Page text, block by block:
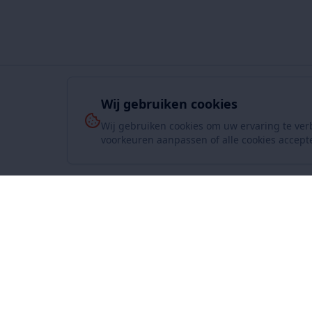
Wij gebruiken cookies
Wij gebruiken cookies om uw ervaring te
voorkeuren aanpassen of alle cookies